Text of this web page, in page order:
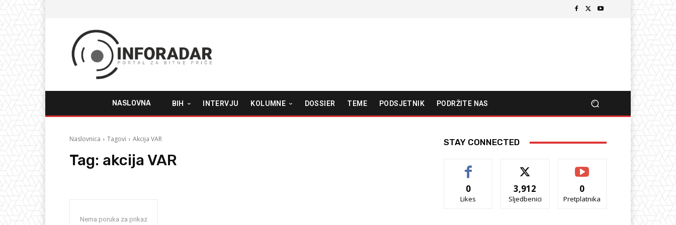
NASLOVNA BIH INTERVJU KOLUMNE DOSSIER TEME PODSJETNIK PODRŽITE NAS
Naslovnica Tagovi Akcija VAR
Tag: akcija VAR
Nema poruka za prikaz
STAY CONNECTED
0
Likes
3,912
Sljedbenici
0
Pretplatnika